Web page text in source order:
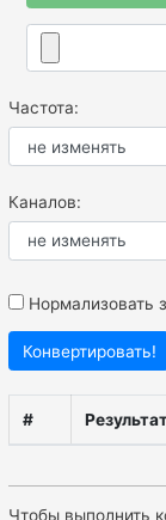
Частота:
Каналов:
Нормализовать
Конвертировать!
#
Чтобы выполнить